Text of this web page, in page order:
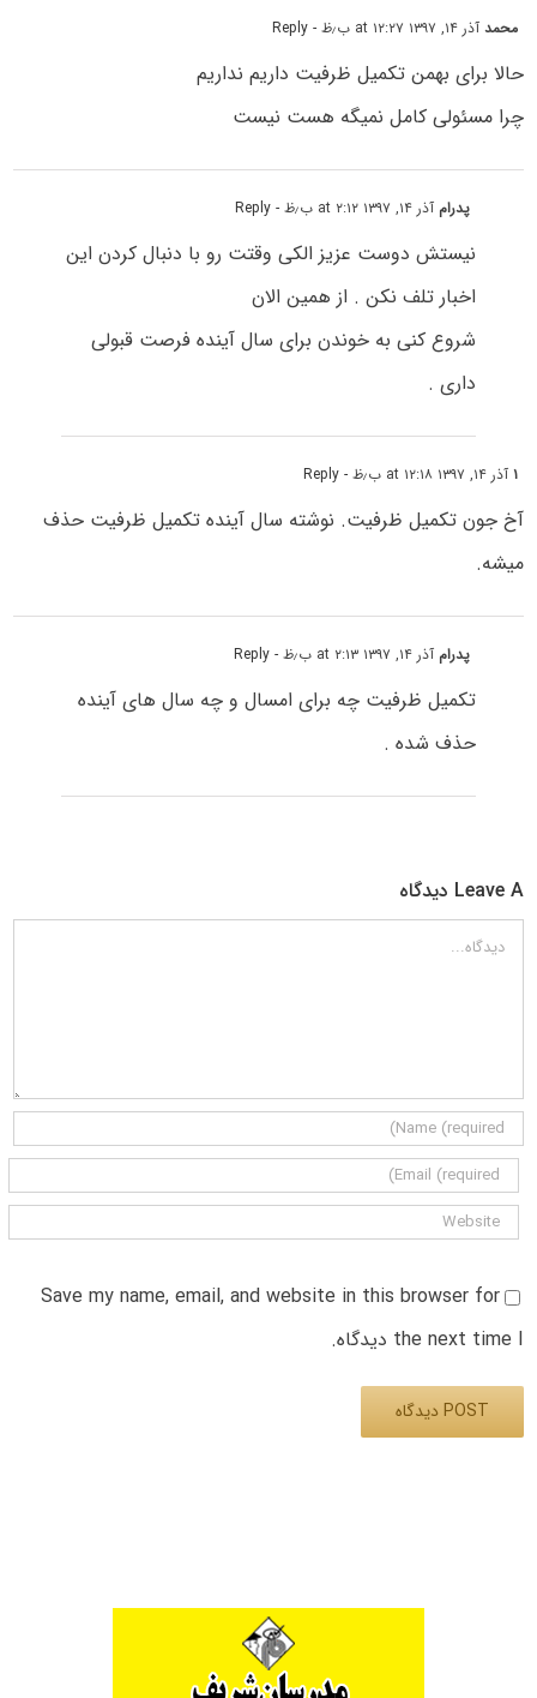
محمدآذر ۱۴, ۱۳۹۷ at ۱۲:۲۷ ب٫ظ - Reply
حالا برای بهمن تکمیل ظرفیت داریم نداریم
چرا مسئولی کامل نمیگه هست نیست
پدرام آذر ۱۴, ۱۳۹۷ at ۲:۱۲ ب٫ظ - Reply
نیستش دوست عزیز الکی وقتت رو با دنبال کردن این
اخبار تلف نکن . از همین الان
شروع کنی به خوندن برای سال آینده فرصت قبولی
داری .
۱آذر ۱۴, ۱۳۹۷ at ۱۲:۱۸ ب٫ظ - Reply
آخ جون تکمیل ظرفیت. نوشته سال آینده تکمیل ظرفیت حذف
میشه.
پدرام آذر ۱۴, ۱۳۹۷ at ۲:۱۳ ب٫ظ - Reply
تکمیل ظرفیت چه برای امسال و چه سال های آینده
حذف شده .
Leave A دیدگاه
دیدگاه
Save my name, email, and website in this browser for
the next time I دیدگاه.